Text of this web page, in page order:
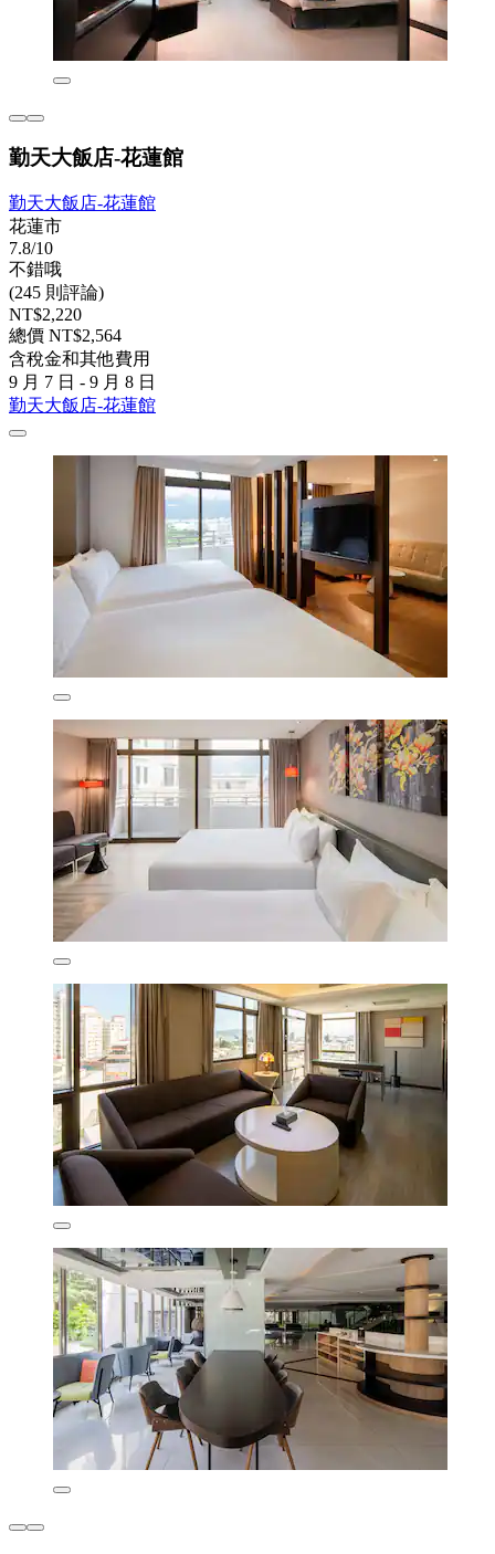
勤天大飯店-花蓮館
勤天大飯店-花蓮館
花蓮市
7.8/10
不錯哦
(245 則評論)
NT$2,220
總價 NT$2,564
含稅金和其他費用
9 月 7 日 - 9 月 8 日
勤天大飯店-花蓮館